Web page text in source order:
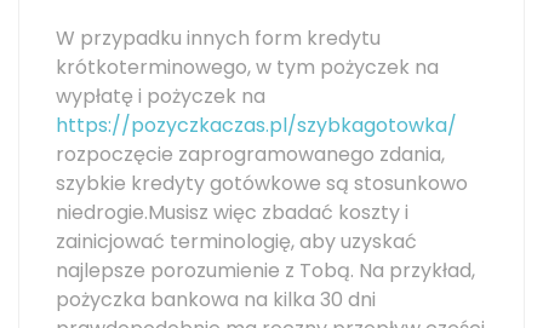
W przypadku innych form kredytu
krótkoterminowego, w tym pożyczek na
wypłatę i pożyczek na
https://pozyczkaczas.pl/szybkagotowka/
rozpoczęcie zaprogramowanego zdania,
szybkie kredyty gotówkowe są stosunkowo
niedrogie.Musisz więc zbadać koszty i
zainicjować terminologię, aby uzyskać
najlepsze porozumienie z Tobą. Na przykład,
pożyczka bankowa na kilka 30 dni